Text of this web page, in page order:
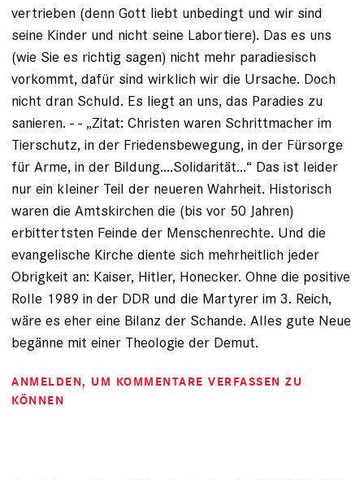
vertrieben (denn Gott liebt unbedingt und wir sind
seine Kinder und nicht seine Labortiere). Das es uns
(wie Sie es richtig sagen) nicht mehr paradiesisch
vorkommt, dafür sind wirklich wir die Ursache. Doch
nicht dran Schuld. Es liegt an uns, das Paradies zu
sanieren. - - „Zitat: Christen waren Schrittmacher im
Tierschutz, in der Friedensbewegung, in der Fürsorge
für Arme, in der Bildung....Solidarität...“ Das ist leider
nur ein kleiner Teil der neueren Wahrheit. Historisch
waren die Amtskirchen die (bis vor 50 Jahren)
erbittertsten Feinde der Menschenrechte. Und die
evangelische Kirche diente sich mehrheitlich jeder
Obrigkeit an: Kaiser, Hitler, Honecker. Ohne die positive
Rolle 1989 in der DDR und die Martyrer im 3. Reich,
wäre es eher eine Bilanz der Schande. Alles gute Neue
begänne mit einer Theologie der Demut.
ANMELDEN, UM KOMMENTARE VERFASSEN ZU
KÖNNEN